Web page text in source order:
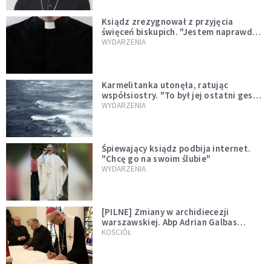
Ksiądz zrezygnował z przyjęcia
święceń biskupich. "Jestem naprawdę
niegodny"
WYDARZENIA
Karmelitanka utonęła, ratując
współsiostry. "To był jej ostatni gest
miłości"
WYDARZENIA
Śpiewający ksiądz podbija internet.
"Chcę go na swoim ślubie"
WYDARZENIA
[PILNE] Zmiany w archidiecezji
warszawskiej. Abp Adrian Galbas
wręczył dekrety nowym proboszczom
KOŚCIÓŁ